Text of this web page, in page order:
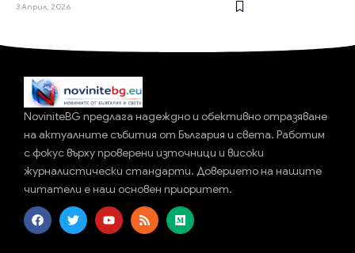
3 Април, 2026
NoviniteBG предлага надеждно и обективно отразяване
на актуалните събития от България и света. Работим
с фокус върху проверени източници и високи
журналистически стандарти. Доверието на нашите
читатели е наш основен приоритет.